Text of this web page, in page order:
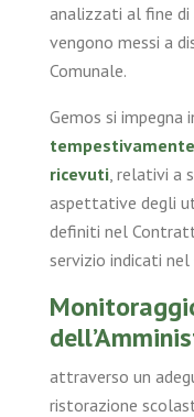
analizzati al fine
vengono messi a
Comunale.
Gemos si impegna
ricevuti , relativi a
aspettative degli
definiti nel
servizio indicati
attraverso un
ristorazione